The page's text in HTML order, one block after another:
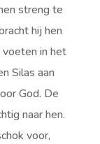
streng te
hij hen
voeten in het
Silas aan
God. De
naar hen.
voor,